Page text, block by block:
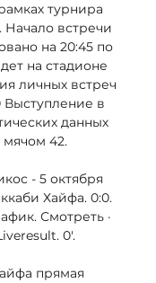
турнира
Начало встречи
на 20:45 по
на стадионе
личных встреч
Выступление в
данных
мячом 42.
- 5 октября
Хайфа. 0:0.
Смотреть ·
0'.
прямая